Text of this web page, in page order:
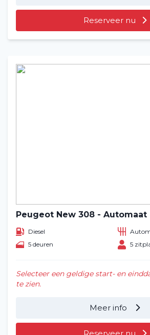
Reserveer nu
Peugeot New 308 - Automaat
Diesel
5 deuren
5
Selecteer een geldige start- en
te zien.
Meer info
Reserveer nu